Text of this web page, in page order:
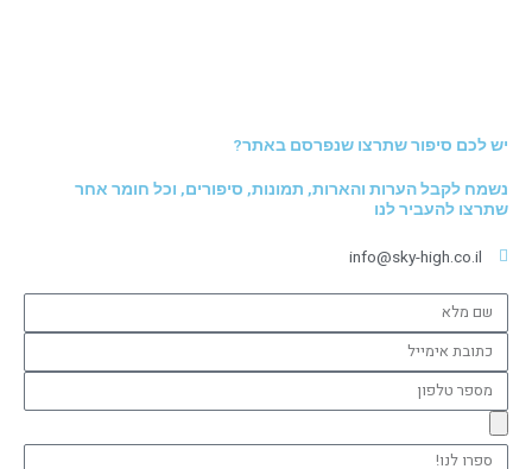
יש לכם סיפור שתרצו שנפרסם באתר?
נשמח לקבל הערות והארות, תמונות, סיפורים, וכל חומר אחר
שתרצו להעביר לנו
info@sky-high.co.il
שם
מלא
כתובת
אימייל
מספר
טלפון
ספרו